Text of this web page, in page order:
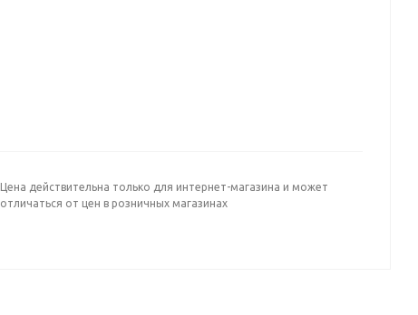
Цена действительна только для интернет-магазина и может
отличаться от цен в розничных магазинах